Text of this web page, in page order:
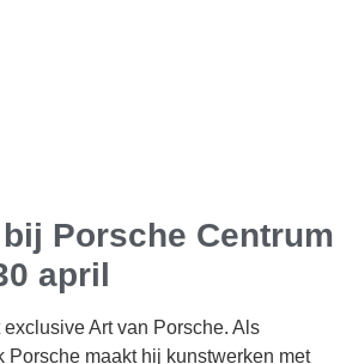
Porsche Centrum
april
Art van Porsche. Als
Porsche maakt hij kunstwerken met